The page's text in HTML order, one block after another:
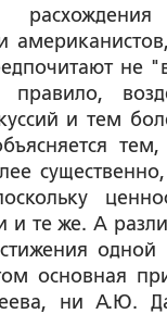
не
и тем
и те же. А
одной
основная
ни А.Ю.